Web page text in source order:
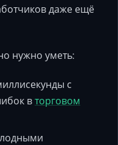
даже ещё
нужно уметь:
с
вторговом